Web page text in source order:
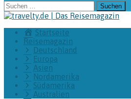
Suchen
nach:
Startseite
Reisemagazin
Deutschland
Europa
Asien
Nordamerika
Südamerika
Australien